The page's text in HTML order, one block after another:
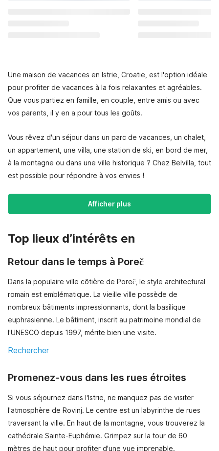
Une maison de vacances en Istrie, Croatie, est l'option idéale
pour profiter de vacances à la fois relaxantes et agréables.
Que vous partiez en famille, en couple, entre amis ou avec
vos parents, il y en a pour tous les goûts.
Vous rêvez d'un séjour dans un parc de vacances, un chalet,
un appartement, une villa, une station de ski, en bord de mer,
à la montagne ou dans une ville historique ? Chez Belvilla, tout
est possible pour répondre à vos envies !
Afficher plus
Top lieux d’intérêts en
Retour dans le temps à Poreč
Dans la populaire ville côtière de Poreč, le style architectural
romain est emblématique. La vieille ville possède de
nombreux bâtiments impressionnants, dont la basilique
euphrasienne. Le bâtiment, inscrit au patrimoine mondial de
l'UNESCO depuis 1997, mérite bien une visite.
Rechercher
Promenez-vous dans les rues étroites
Si vous séjournez dans l'Istrie, ne manquez pas de visiter
l'atmosphère de Rovinj. Le centre est un labyrinthe de rues
traversant la ville. En haut de la montagne, vous trouverez la
cathédrale Sainte-Euphémie. Grimpez sur la tour de 60
mètres de haut pour profiter d'une vue imprenable.